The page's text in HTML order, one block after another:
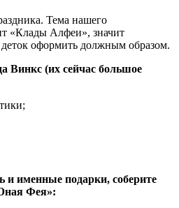
Тема нашего
«Клады Алфеи», значит
оформить должным образом.
Винкс (их сейчас большое
именные подарки, соберите
Фея»: